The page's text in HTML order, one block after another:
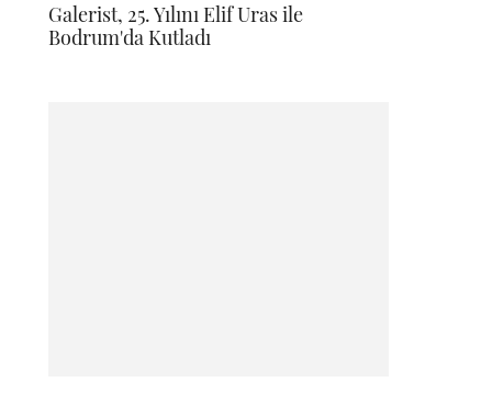
Galerist, 25. Yılını Elif Uras ile
Bodrum'da Kutladı